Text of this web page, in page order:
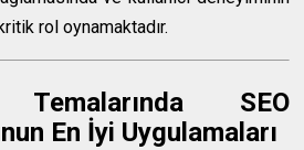
rol oynamaktadır.
SEO
En İyi Uygulamaları